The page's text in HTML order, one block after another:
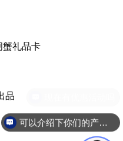
蟹礼品卡
品
可以介绍下你们的产品么